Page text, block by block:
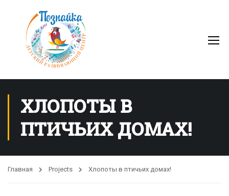
ХЛОПОТЫ В
ПТИЧЬИХ ДОМАХ!
Главная Projects Хлопоты в птичьих домах!